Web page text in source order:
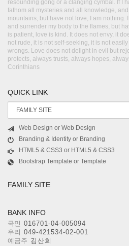
resounding gong or a clanging cymbal. If I
fathom all mysteries and all knowledge,
mountains, but have not love, I am nothing.
and surrender my body to the flames, but
is patient, love is kind. It does not envy, it
not rude, it is not self-seeking, it is not
wrongs. Love does not delight in evil but
protects, always trusts, always hopes,
Corinthians
QUICK LINK
Web Design or Web Design
Branding & Identity or Branding
HTML5 & CSS3 or HTML5 & CSS3
Bootstrap Template or Template
FAMILY SITE
BANK INFO
국민 016701-04-005094
우리
049-421534-02-001
예금주 김산희